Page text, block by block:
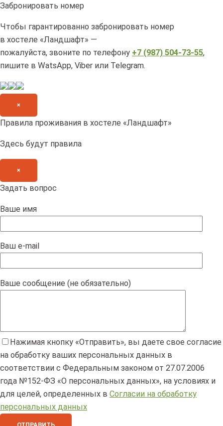
Забронировать номер
Чтобы гарантированно забронировать номер
в хостеле «Ландшафт» —
пожалуйста, звоните по телефону +7 (987) 504-73-55,
пишите в WatsApp, Viber или Telegram.
×
Правила проживания в хостеле «Ландшафт»
Здесь будут правила
×
Задать вопрос
Ваше имя
Ваш e-mail
Ваше сообщение (не обязательно)
Нажимая кнопку «Отправить», вы даете свое согласие
на обработку ваших персональных данных в
соответствии с Федеральным законом от 27.07.2006
года №152-ФЗ «О персональных данных», на условиях и
для целей, определенных в Согласии на обработку
персональных данных